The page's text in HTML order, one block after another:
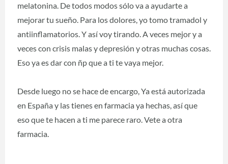
melatonina. De todos modos sólo va a ayudarte a
mejorar tu sueño. Para los dolores, yo tomo tramadol y
antiinflamatorios. Y así voy tirando. A veces mejor y a
veces con crisis malas y depresión y otras muchas cosas.
Eso ya es dar con ñp que a ti te vaya mejor.
Desde luego no se hace de encargo, Ya está autorizada
en España y las tienes en farmacia ya hechas, así que
eso que te hacen a ti me parece raro. Vete a otra
farmacia.